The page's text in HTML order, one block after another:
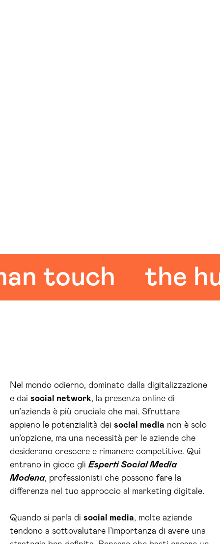
the
Nel mondo odierno, dominato dalla digitalizzazione
e dai social network, la presenza online di
un’azienda è più cruciale che mai. Sfruttare
appieno le potenzialità dei social media non è solo
un’opzione, ma una necessità per le aziende che
desiderano crescere e rimanere competitive. Qui
entrano in gioco gli Esperti Social Media
Modena, professionisti che possono fare la
differenza nel tuo approccio al marketing digitale.
Quando si parla di social media, molte aziende
tendono a sottovalutare l’importanza di avere una